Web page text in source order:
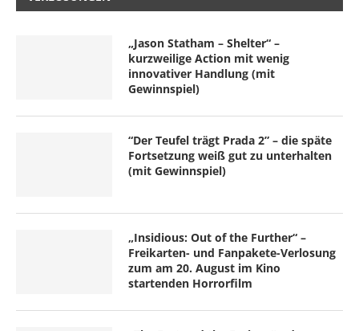
„Jason Statham – Shelter“ –
kurzweilige Action mit wenig
innovativer Handlung (mit
Gewinnspiel)
“Der Teufel trägt Prada 2” – die späte
Fortsetzung weiß gut zu unterhalten
(mit Gewinnspiel)
„Insidious: Out of the Further“ –
Freikarten- und Fanpakete-Verlosung
zum am 20. August im Kino
startenden Horrorfilm